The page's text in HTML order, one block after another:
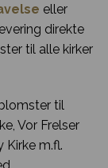
eller
direkte
til alle kirker
til
Vor Frelser
Kirke m.fl.